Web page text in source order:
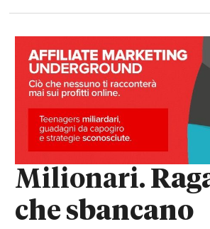
Milionari.
che sbancano